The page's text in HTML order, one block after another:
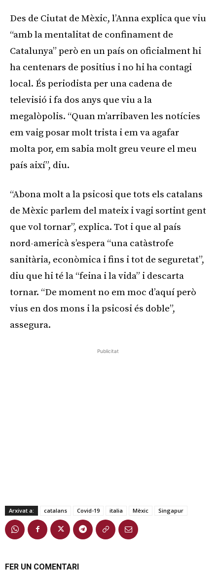
Des de Ciutat de Mèxic, l’Anna explica que viu
“amb la mentalitat de confinament de
Catalunya” però en un país on oficialment hi
ha centenars de positius i no hi ha contagi
local. És periodista per una cadena de
televisió i fa dos anys que viu a la
megalòpolis. “Quan m’arribaven les notícies
em vaig posar molt trista i em va agafar
molta por, em sabia molt greu veure el meu
país així”, diu.
“Abona molt a la psicosi que tots els catalans
de Mèxic parlem del mateix i vagi sortint gent
que vol tornar”, explica. Tot i que al país
nord-americà s’espera “una catàstrofe
sanitària, econòmica i fins i tot de seguretat”,
diu que hi té la “feina i la vida” i descarta
tornar. “De moment no em moc d’aquí però
vius en dos mons i la psicosi és doble”,
assegura.
Publicitat
Arxivat a: catalans Covid-19 italia Mèxic Singapur
FER UN COMENTARI